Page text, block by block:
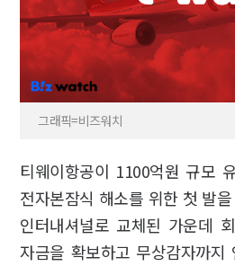
그래픽=비즈워치
티웨이항공이 1100억원 규모
전자본잠식 해소를 위한 첫 발
인터내셔널로 교체된 가운데
자금을 확보하고 무상감자까지